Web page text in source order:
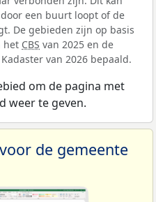
een buurt loopt of de
De gebieden zijn op basis
het CBS van 2025 en de
van 2026 bepaald.
om de pagina met
weer te geven.
de gemeente